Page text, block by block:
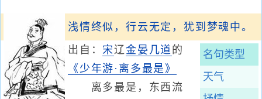
浅情终似，行云无定，犹到梦魂中。
名句类型
天气
出自：宋辽金晏几道 的
《少年游·离多最是》
离多最是，东西流